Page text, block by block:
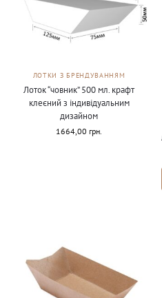
ЛОТКИ З БРЕНДУВАННЯМ
Лоток “човник” 500 мл. крафт
клеєний з індивідуальним
дизайном
1664,00 грн.